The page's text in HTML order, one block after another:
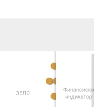
ЗЕЛС
Финансиски
индикатор